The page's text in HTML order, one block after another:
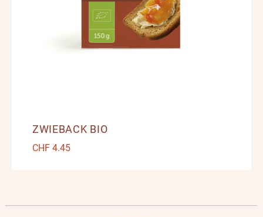
ZWIEBACK BIO
CHF4.45